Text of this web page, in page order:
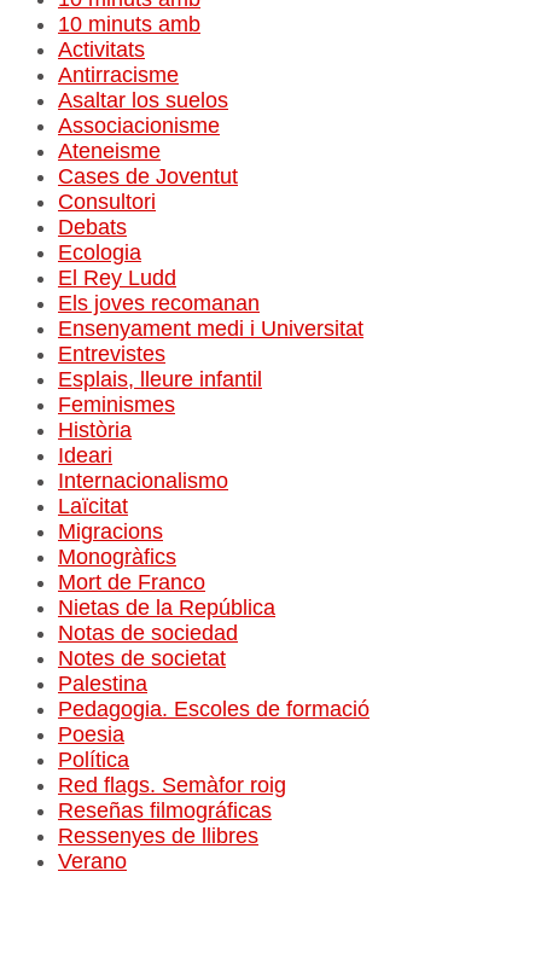
10 minuts amb
Activitats
Antirracisme
Asaltar los suelos
Associacionisme
Ateneisme
Cases de Joventut
Consultori
Debats
Ecologia
El Rey Ludd
Els joves recomanan
Ensenyament medi i Universitat
Entrevistes
Esplais, lleure infantil
Feminismes
Història
Ideari
Internacionalismo
Laïcitat
Migracions
Monogràfics
Mort de Franco
Nietas de la República
Notas de sociedad
Notes de societat
Palestina
Pedagogia. Escoles de formació
Poesia
Política
Red flags. Semàfor roig
Reseñas filmográficas
Ressenyes de llibres
Verano